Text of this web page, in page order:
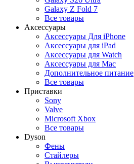
Galaxy Z Fold 7
Все товары
Аксессуары
Аксессуары Для iPhone
Аксессуары для iPad
Аксессуары для Watch
Аксессуары для Mac
Дополнительное питание
Все товары
Приставки
Sony
Valve
Microsoft Xbox
Все товары
Dyson
Фены
Стайлеры